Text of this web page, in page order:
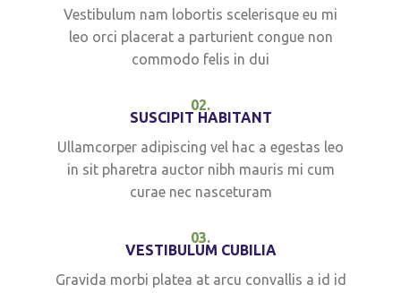
Vestibulum nam lobortis scelerisque eu mi
leo orci placerat a parturient congue non
commodo felis in dui
02.
SUSCIPIT HABITANT
Ullamcorper adipiscing vel hac a egestas leo
in sit pharetra auctor nibh mauris mi cum
curae nec nasceturam
03.
VESTIBULUM CUBILIA
Gravida morbi platea at arcu convallis a id id